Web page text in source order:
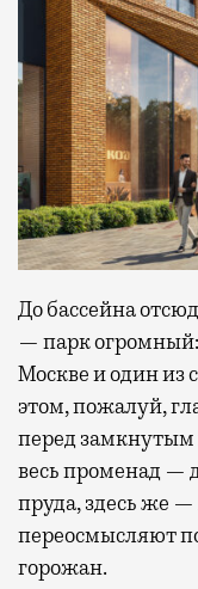
До бассейна
— парк
Москве и один из
этом, пожалуй,
перед замкнутым
весь променад —
пруда, здесь же —
переосмысляют
горожан.